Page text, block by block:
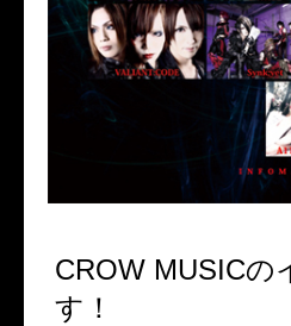
CROW MUSICの
す！